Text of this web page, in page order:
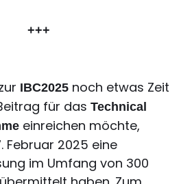
+++
IBC2025 noch etwas Zeit
für dasTechnical
einreichen möchte,
Februar 2025 eine
im Umfang von 300